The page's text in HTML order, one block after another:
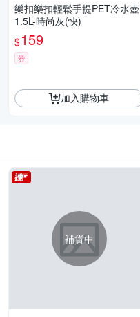
樂扣樂扣輕鬆手提PET冷水壺
1.5L-時尚灰(快)
$159
券
加入購物車
補貨中